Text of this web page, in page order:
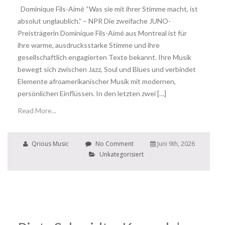
Dominique Fils-Aimé “Was sie mit ihrer Stimme macht, ist
absolut unglaublich.” – NPR Die zweifache JUNO-
Preisträgerin Dominique Fils-Aimé aus Montreal ist für
ihre warme, ausdrucksstarke Stimme und ihre
gesellschaftlich engagierten Texte bekannt. Ihre Musik
bewegt sich zwischen Jazz, Soul und Blues und verbindet
Elemente afroamerikanischer Musik mit modernen,
persönlichen Einflüssen. In den letzten zwei […]
Read More...
Qrious Music No Comment
Juni 9th, 2026
Unkategorisiert